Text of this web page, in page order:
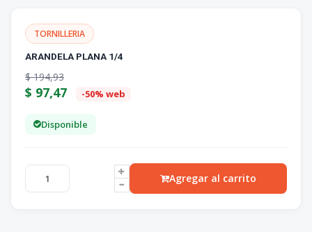
TORNILLERIA
ARANDELA PLANA 1/4
$194,93
$ 97,47 -50% web
Disponible
Agregar al carrito